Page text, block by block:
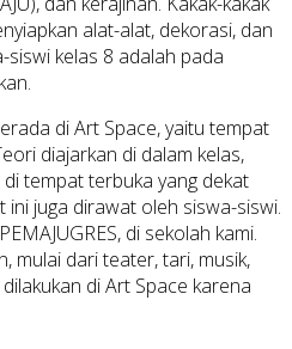
alat-alat, dekorasi, dan
siswi kelas 8 adalah pada
di Art Space, yaitu tempat
diajarkan di dalam kelas,
tempat terbuka yang dekat
ini juga dirawat oleh siswa-siswi.
di sekolah kami.
mulai dari teater, tari, musik,
di Art Space karena